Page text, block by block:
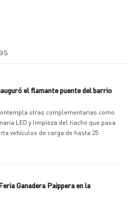
el flamante puente del barrio
otras complementarias como
LED y limpieza del riacho que pasa
vehículos de carga de hasta 25
Ganadera Paippera en la